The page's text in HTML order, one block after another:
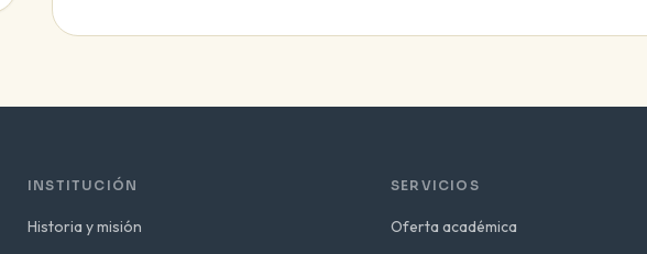
INSTITUCIÓN
Historia y misión
SERVICIOS
Oferta académica